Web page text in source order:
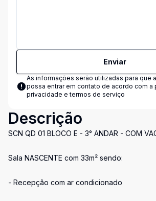
Enviar
As informações serão utilizadas para que
possa entrar em contato de acordo com a
privacidade e termos de serviço
Descrição
SCN QD 01 BLOCO E - 3° ANDAR - COM
Sala NASCENTE com 33m² sendo:
- Recepção com ar condicionado